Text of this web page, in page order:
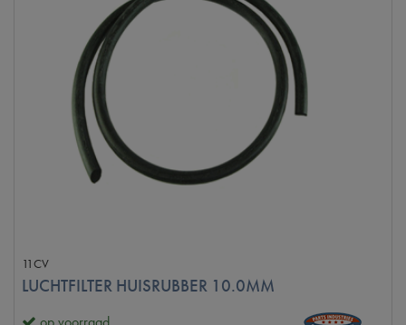
11CV
LUCHTFILTER HUISRUBBER 10.0MM